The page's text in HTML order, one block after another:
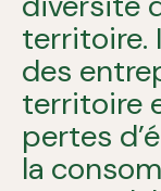
territoire.
des
territoire
pertes
la